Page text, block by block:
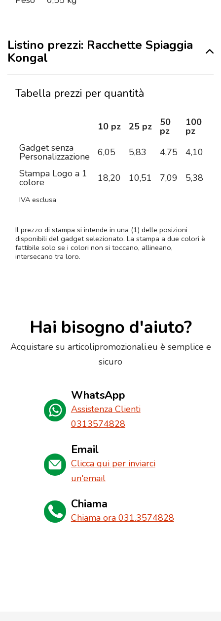
Listino prezzi: Racchette Spiaggia
Kongal
Tabella prezzi per quantità
10 pz 25 pz 50
pz
100
pz
Gadget senza
Personalizzazione 6,05 5,83 4,75 4,10
Stampa Logo a 1
colore 18,20 10,51 7,09 5,38
IVA esclusa
Il prezzo di stampa si intende in una (1) delle posizioni
disponibili del gadget selezionato. La stampa a due colori è
fattibile solo se i colori non si toccano, allineano,
intersecano tra loro.
Hai bisogno d'aiuto?
Acquistare su articolipromozionali.eu è semplice e
sicuro
WhatsApp
Assistenza Clienti
0313574828
Email
Clicca qui per inviarci
un'email
Chiama
Chiama ora 031.3574828